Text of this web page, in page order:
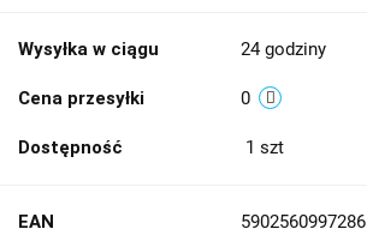
Wysyłka w ciągu 24 godziny
Cena przesyłki 0
Dostępność 1 szt
EAN 5902560997286